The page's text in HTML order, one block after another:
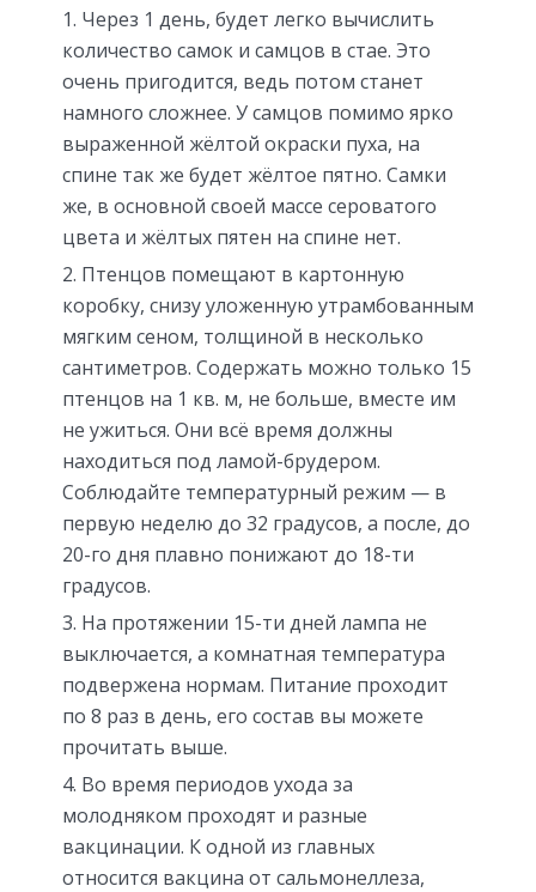
Через 1 день, будет легко вычислить
количество самок и самцов в стае. Это
очень пригодится, ведь потом станет
намного сложнее. У самцов помимо ярко
выраженной жёлтой окраски пуха, на
спине так же будет жёлтое пятно. Самки
же, в основной своей массе сероватого
цвета и жёлтых пятен на спине нет.
Птенцов помещают в картонную
коробку, снизу уложенную утрамбованным
мягким сеном, толщиной в несколько
сантиметров. Содержать можно только 15
птенцов на 1 кв. м, не больше, вместе им
не ужиться. Они всё время должны
находиться под ламой-брудером.
Соблюдайте температурный режим — в
первую неделю до 32 градусов, а после, до
20-го дня плавно понижают до 18-ти
градусов.
На протяжении 15-ти дней лампа не
выключается, а комнатная температура
подвержена нормам. Питание проходит
по 8 раз в день, его состав вы можете
прочитать выше.
Во время периодов ухода за
молодняком проходят и разные
вакцинации. К одной из главных
относится вакцина от сальмонеллеза,